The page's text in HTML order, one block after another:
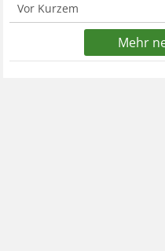
Vor Kurzem
Mehr